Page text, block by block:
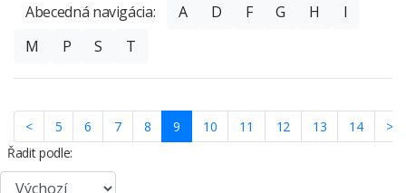
Abecedná navigácia: A D F G H
I
M
P S T
< 5 6 7 8 9(current)
10 11 12 13 14
>
Řadit podle: